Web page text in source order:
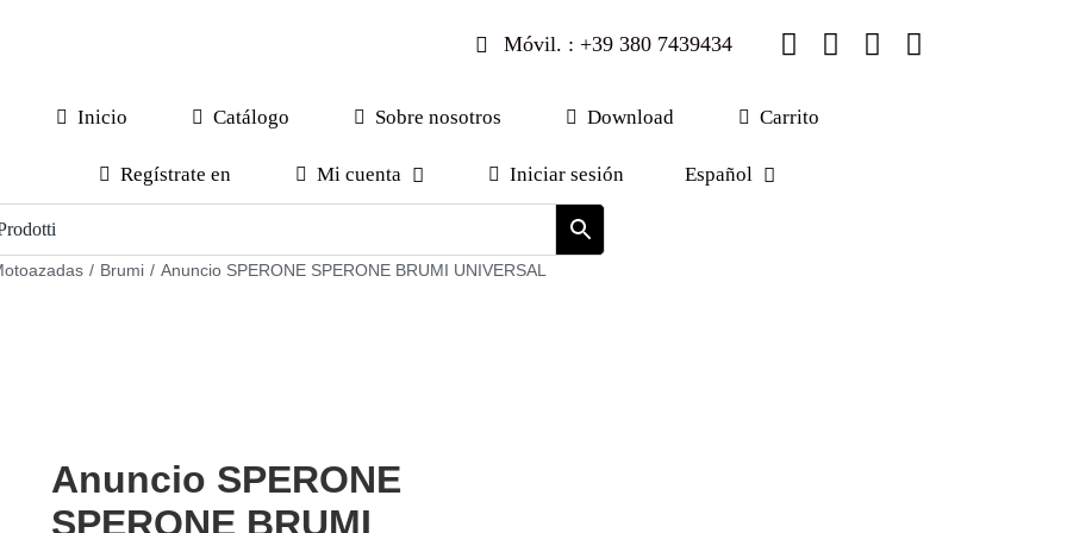
Móvil. : +39 380 7439434
Inicio Catálogo Sobre nosotros Download Carrito
Regístrate en Mi cuenta Iniciar sesión Español
/ Brumi / Anuncio SPERONE SPERONE BRUMI UNIVERSAL
Anuncio SPERONE
SPERONE BRUMI